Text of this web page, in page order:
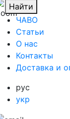
Найти
ЧАВО
Cтатьи
O нас
Контакты
Доставка и
рус
укр